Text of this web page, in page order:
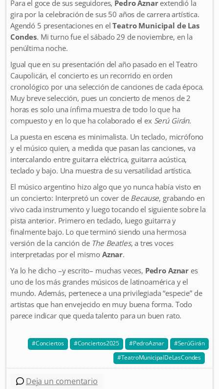
Para el goce de sus seguidores, Pedro Aznarextendió la
gira por la celebración de sus 50 años de carrera artística.
Agendó 5 presentaciones en elTeatro Municipal de Las
Condes. Mi turno fue el sábado 29 de noviembre, en la
penúltima noche.
Igual que en su presentación del año pasado en el Teatro
Caupolicán, el concierto es un recorrido en orden
cronológico por una selección de canciones de cada época.
Muy breve selección, pues un concierto de menos de 2
horas es solo una ínfima muestra de todo lo que ha
compuesto y en lo que ha colaborado el ex Serú Girán.
La puesta en escena es minimalista. Un teclado, micrófono
y el músico quien, a medida que pasan las canciones, va
intercalando entre guitarra eléctrica, guitarra acústica,
teclado y bajo. Una muestra de su versatilidad artística.
El músico argentino hizo algo que yo nunca había visto en
un concierto: Interpretó un cover de Because, grabando en
vivo cada instrumento y luego tocando el siguiente sobre la
pista anterior. Primero en teclado, luego guitarra y
finalmente bajo. Lo que terminó siendo una hermosa
versión de la canción de The Beatles, a tres voces
interpretadas por el mismo Aznar.
Ya lo he dicho –y escrito– muchas veces, Pedro Aznar es
uno de los más grandes músicos de latinoamérica y el
mundo. Además, pertenece a una privilegiada “especie” de
artistas que han envejecido en muy buena forma. Todo
parece indicar que queda talento para un buen rato.
Conciertos Conciertos2025 PedroAznar
SerúGirán
TeatroMunicipalDeLasCondes
Deja un comentario